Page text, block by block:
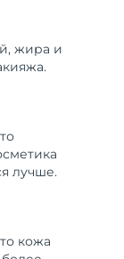
жира и
лучше.
кожа